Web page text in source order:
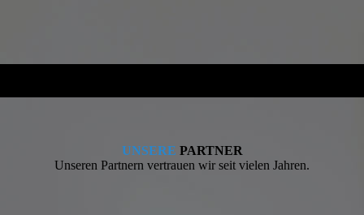
UNSERE PARTNER
Unseren Partnern vertrauen wir seit vielen Jahren.